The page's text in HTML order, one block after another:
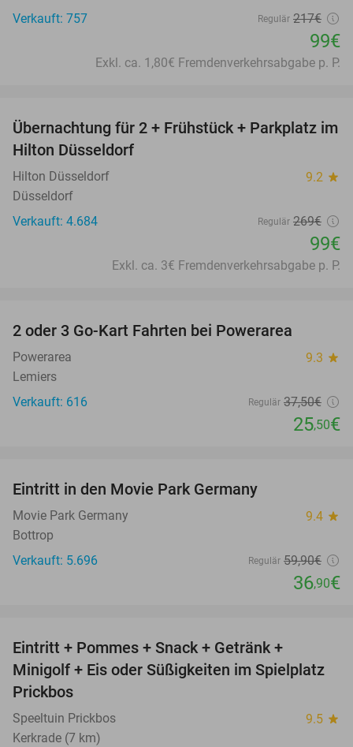
Verkauft: 757
Regulär 217€
99€
Exkl. ca. 1,80€ Fremdenverkehrsabgabe p. P.
63%
Übernachtung für 2 + Frühstück + Parkplatz im
Hilton Düsseldorf
Hilton Düsseldorf 9.2 star
Düsseldorf
Verkauft: 4.684
Regulär 269€
99€
Exkl. ca. 3€ Fremdenverkehrsabgabe p. P.
2 oder 3 Go-Kart Fahrten bei Powerarea
Powerarea 9.3 star
Lemiers
Verkauft: 616
Regulär 37,50€
25,50€
Eintritt in den Movie Park Germany
Movie Park Germany 9.4 star
Bottrop
Verkauft: 5.696
Regulär 59,90€
36,90€
Eintritt + Pommes + Snack + Getränk +
Minigolf + Eis oder Süßigkeiten im Spielplatz
Prickbos
Speeltuin Prickbos 9.5 star
Kerkrade (7 km)